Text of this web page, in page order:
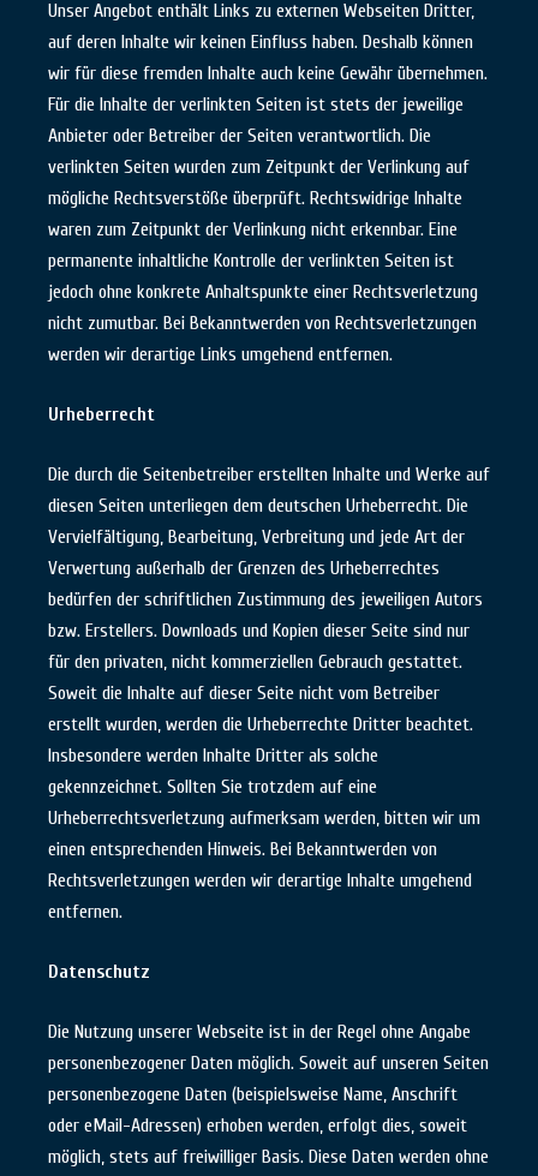
Unser Angebot enthält Links zu externen Webseiten Dritter,
auf deren Inhalte wir keinen Einfluss haben. Deshalb können
wir für diese fremden Inhalte auch keine Gewähr übernehmen.
Für die Inhalte der verlinkten Seiten ist stets der jeweilige
Anbieter oder Betreiber der Seiten verantwortlich. Die
verlinkten Seiten wurden zum Zeitpunkt der Verlinkung auf
mögliche Rechtsverstöße überprüft. Rechtswidrige Inhalte
waren zum Zeitpunkt der Verlinkung nicht erkennbar. Eine
permanente inhaltliche Kontrolle der verlinkten Seiten ist
jedoch ohne konkrete Anhaltspunkte einer Rechtsverletzung
nicht zumutbar. Bei Bekanntwerden von Rechtsverletzungen
werden wir derartige Links umgehend entfernen.
Urheberrecht
Die durch die Seitenbetreiber erstellten Inhalte und Werke auf
diesen Seiten unterliegen dem deutschen Urheberrecht. Die
Vervielfältigung, Bearbeitung, Verbreitung und jede Art der
Verwertung außerhalb der Grenzen des Urheberrechtes
bedürfen der schriftlichen Zustimmung des jeweiligen Autors
bzw. Erstellers. Downloads und Kopien dieser Seite sind nur
für den privaten, nicht kommerziellen Gebrauch gestattet.
Soweit die Inhalte auf dieser Seite nicht vom Betreiber
erstellt wurden, werden die Urheberrechte Dritter beachtet.
Insbesondere werden Inhalte Dritter als solche
gekennzeichnet. Sollten Sie trotzdem auf eine
Urheberrechtsverletzung aufmerksam werden, bitten wir um
einen entsprechenden Hinweis. Bei Bekanntwerden von
Rechtsverletzungen werden wir derartige Inhalte umgehend
entfernen.
Datenschutz
Die Nutzung unserer Webseite ist in der Regel ohne Angabe
personenbezogener Daten möglich. Soweit auf unseren Seiten
personenbezogene Daten (beispielsweise Name, Anschrift
oder eMail-Adressen) erhoben werden, erfolgt dies, soweit
möglich, stets auf freiwilliger Basis. Diese Daten werden ohne